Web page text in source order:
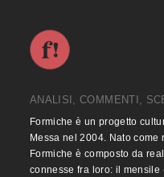
ANALISI, COMMENTI,
Formiche è un progetto
Messa nel 2004. Nato
Formiche è composto da
connesse fra loro: il